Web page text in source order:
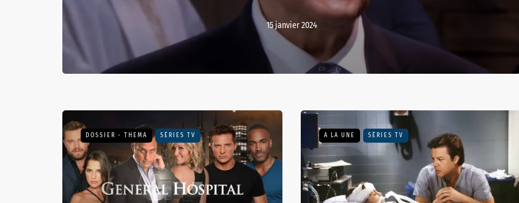
15 janvier 2024
DOSSIER - THEMA SÉRIES TV A LA UNE SÉRIES TV